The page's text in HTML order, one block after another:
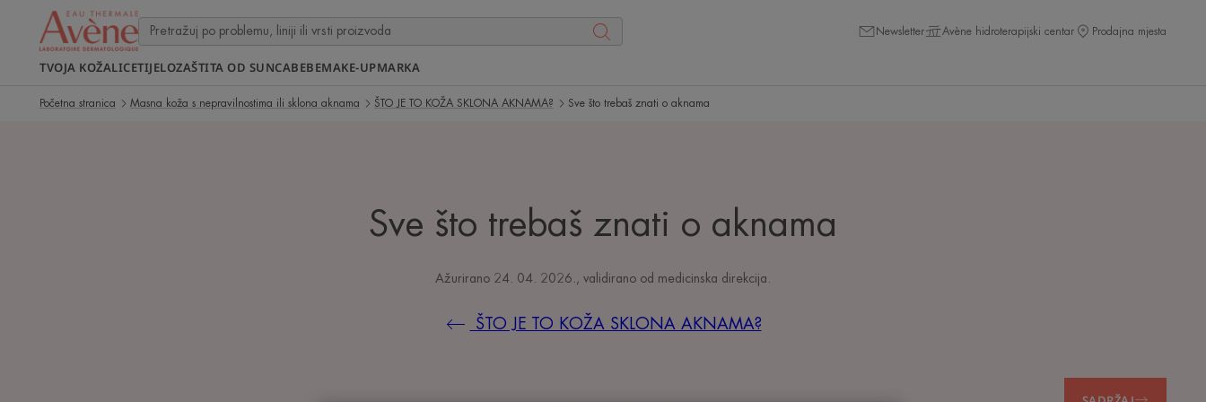
Newsletter Avène hidroterapijski centar Prodajna mjesta
TVOJA KOŽALICETIJELOZAŠTITA OD SUNCABEBEMAKE-UPMARKA
Početna stranica Masna koža s nepravilnostima ili sklona aknama ŠTO JE TO KOŽA SKLONA AKNAMA? Sve što trebaš znati o aknama
Sve što trebaš znati o aknama
Ažurirano 24. 04. 2026. , validirano od medicinska direkcija
ŠTO JE TO KOŽA SKLONA AKNAMA?